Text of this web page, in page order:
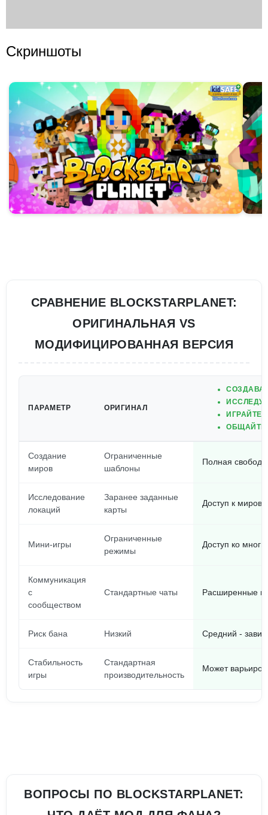
Скриншоты
СРАВНЕНИЕ BLOCKSTARPLANET:
ОРИГИНАЛЬНАЯ VS
МОДИФИЦИРОВАННАЯ ВЕРСИЯ
ПАРАМЕТР ОРИГИНАЛ
ИГРАЙТЕ
Создание
миров
Ограниченные
шаблоны
Полная
Исследование
локаций
Заранее заданные
карты
Доступ к
Мини-игры
Ограниченные
режимы
Доступ ко
Коммуникация
с
сообществом
Стандартные чаты Расширенные
Риск бана Низкий Средний -
Стабильность
игры
Стандартная
производительность
Может
ВОПРОСЫ ПО BLOCKSTARPLANET: